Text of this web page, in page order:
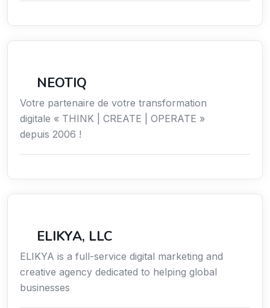
NEOTIQ
Votre partenaire de votre transformation
digitale « THINK | CREATE | OPERATE »
depuis 2006 !
ELIKYA, LLC
ELIKYA is a full-service digital marketing and
creative agency dedicated to helping global
businesses